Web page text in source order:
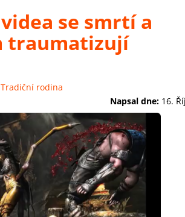
se smrtí a
traumatizují
Tradiční rodina
Napsal dne: 16.